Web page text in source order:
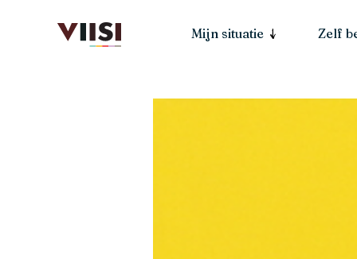
Mijn situatie Zelf